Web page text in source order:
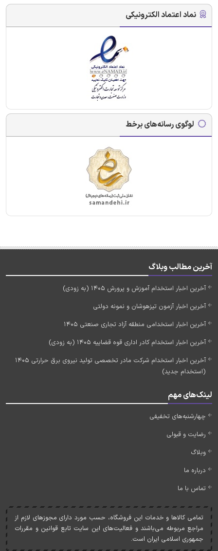
نماد اعتماد الکترونیکی
لوگوی رسانه‌های برخط
آخرین مطالب وبلاگ
آخرین اخبار استخدام آموزش و پرورش 1405 (به زودی)
آخرین اخبار آزمون تیزهوشان و نمونه دولتی
آخرین اخبار استخدامی منطقه آزاد تجاری صنعتی 1405
آخرین اخبار استخدام کادر اداری قوه قضاییه 1405 (به زودی)
آخرین اخبار استخدام شرکت مادر تخصصی تولید نیروی برق حرارتی 1405
(استخدام جدید)
لینک‌های مهم
چهارشنبه‌های تخفیفی
رضایت و قبولی
وبلاگ
درباره ما
تماس با ما
تمامی کالاها و خدمات اين فروشگاه، حسب مورد دارای مجوزهای لازم از
مراجع مربوطه می‌باشند و فعاليت‌های اين سايت تابع قوانين و مقررات
جمهوری اسلامی ايران است.